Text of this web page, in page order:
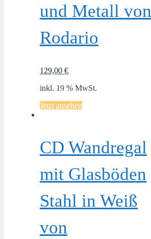
und Metall von
Rodario
129,00 €
inkl. 19 % MwSt.
Jetzt ansehen
CD Wandregal
mit Glasböden
Stahl in Weiß
von